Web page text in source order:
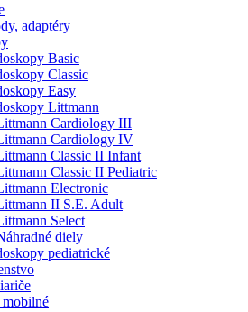
adaptéry
Basic
Classic
Easy
Littmann
Cardiology III
Cardiology IV
Classic II Infant
Classic II Pediatric
Electronic
II S.E. Adult
Select
diely
pediatrické